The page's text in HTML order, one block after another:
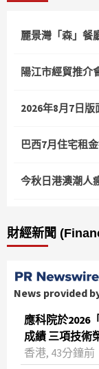
麗景灣「森」餐
陽江市經貿推介
2026年8月7日版
巴西7月住宅租
今秋日港澳潮人
財經新聞
News provided
應科院於2026
成績 三項技術
香港, 43分鐘前